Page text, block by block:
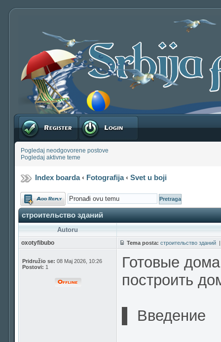
Registruj se Prijavite se
Pogledaj neodgovorene postove
Pogledaj aktivne teme
Index boarda‹ Fotografija‹ Svet u boji
Odgovori
строительство зданий
Autoru
oxotyfibubo Tema posta: строительство зданий
Pridružio se: 08 Maj 2026, 10:26
Postovi: 1
Готовые
построить
▌ Введение